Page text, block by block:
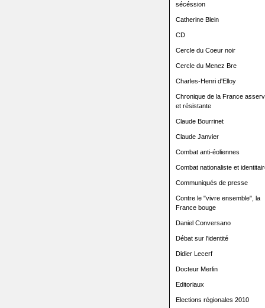
sécéssion
Catherine Blein
CD
Cercle du Coeur noir
Cercle du Menez Bre
Charles-Henri d'Elloy
Chronique de la France
et résistante
Claude Bourrinet
Claude Janvier
Combat anti-éoliennes
Combat nationaliste et
Communiqués de presse
Contre le "vivre ensemble", la
France bouge
Daniel Conversano
Débat sur l'identité
Didier Lecerf
Docteur Merlin
Editoriaux
Elections régionales 2010